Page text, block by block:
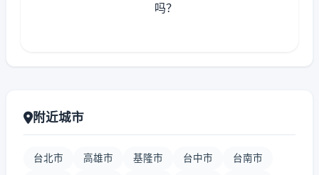
吗？
附近城市
台北市 高雄市 基隆市 台中市 台南市